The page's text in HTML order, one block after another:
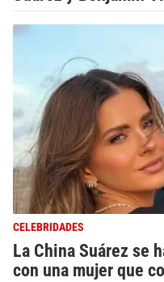
CELEBRIDADES
La China Suárez se
con una mujer que